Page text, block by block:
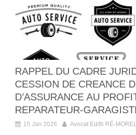
RAPPEL DU CADRE
CESSION DE CREANCE
D’ASSURANCE AU
REPARATEUR-
15 Jan 2026 Avocat Edith RÉ-